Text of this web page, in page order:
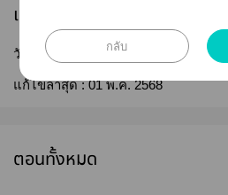
เผยแพร่
วันที่เผยแพร่ : 01 พ.ค. 2568
แก้ไขล่าสุด :01 พ.ค. 2568
ตอนทั้งหมด
กลับ